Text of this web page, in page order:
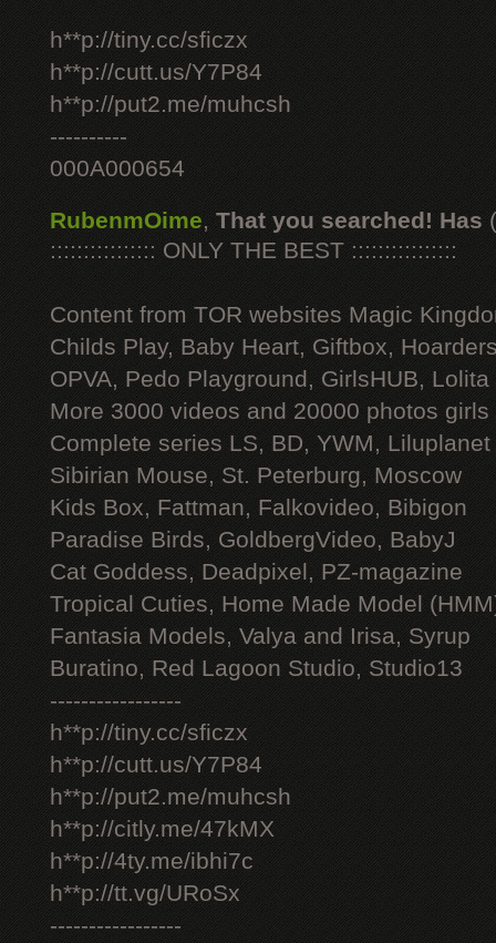
h**p://tiny.cc/sficzx
h**p://cutt.us/Y7P84
h**p://put2.me/muhcsh
----------
000A000654
RubenmOime, That you searched! Has
:::::::::::::::: ONLY THE BEST ::::::::::::::::
Content from TOR websites Magic
Childs Play, Baby Heart, Giftbox,
OPVA, Pedo Playground, GirlsHUB, Lolita
More 3000 videos and 20000 photos
Complete series LS, BD, YWM, Liluplanet
Sibirian Mouse, St. Peterburg, Moscow
Kids Box, Fattman, Falkovideo, Bibigon
Paradise Birds, GoldbergVideo, BabyJ
Cat Goddess, Deadpixel, PZ-magazine
Tropical Cuties, Home Made Model
Fantasia Models, Valya and Irisa, Syrup
Buratino, Red Lagoon Studio, Studio13
-----------------
h**p://tiny.cc/sficzx
h**p://cutt.us/Y7P84
h**p://put2.me/muhcsh
h**p://citly.me/47kMX
h**p://4ty.me/ibhi7c
h**p://tt.vg/URoSx
-----------------